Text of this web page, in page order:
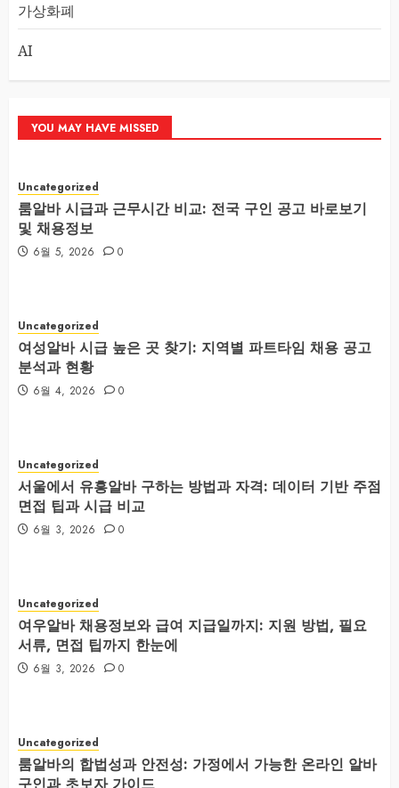
가상화폐
AI
YOU MAY HAVE MISSED
Uncategorized
룸알바 시급과 근무시간 비교: 전국 구인 공고 바로보기
및 채용정보
6월 5, 2026 0
Uncategorized
여성알바 시급 높은 곳 찾기: 지역별 파트타임 채용 공고
분석과 현황
6월 4, 2026 0
Uncategorized
서울에서 유흥알바 구하는 방법과 자격: 데이터 기반 주점
면접 팁과 시급 비교
6월 3, 2026 0
Uncategorized
여우알바 채용정보와 급여 지급일까지: 지원 방법, 필요
서류, 면접 팁까지 한눈에
6월 3, 2026 0
Uncategorized
룸알바의 합법성과 안전성: 가정에서 가능한 온라인 알바